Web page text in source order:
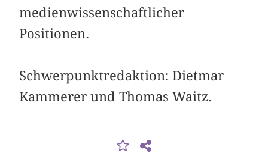
medienwissenschaftlicher
Positionen.
Schwerpunktredaktion: Dietmar
Kammerer und Thomas Waitz.